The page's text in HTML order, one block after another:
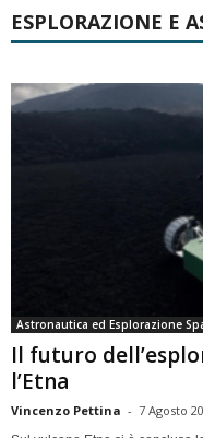
ESPLORAZIONE E
Astronautica ed Esplorazione
Il futuro
l’Etna
Vincenzo Pettina - 7 Agosto